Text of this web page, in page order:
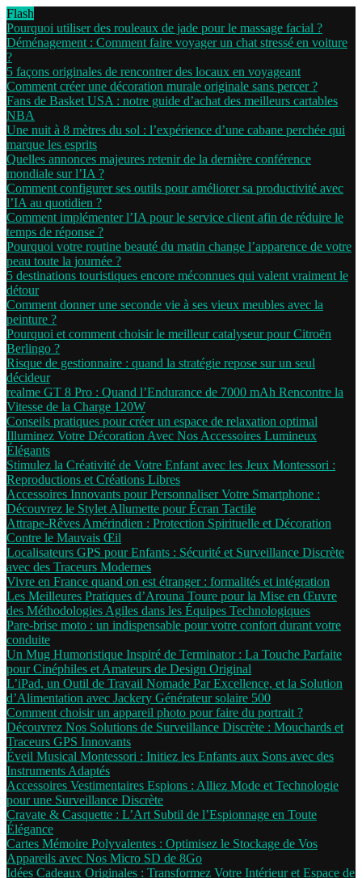
Flash
Pourquoi utiliser des rouleaux de jade pour le massage facial ?
Déménagement : Comment faire voyager un chat stressé en voiture
?
5 façons originales de rencontrer des locaux en voyageant
Comment créer une décoration murale originale sans percer ?
Fans de Basket USA : notre guide d’achat des meilleurs cartables
NBA
Une nuit à 8 mètres du sol : l’expérience d’une cabane perchée qui
marque les esprits
Quelles annonces majeures retenir de la dernière conférence
mondiale sur l’IA ?
Comment configurer ses outils pour améliorer sa productivité avec
l’IA au quotidien ?
Comment implémenter l’IA pour le service client afin de réduire le
temps de réponse ?
Pourquoi votre routine beauté du matin change l’apparence de votre
peau toute la journée ?
5 destinations touristiques encore méconnues qui valent vraiment le
détour
Comment donner une seconde vie à ses vieux meubles avec la
peinture ?
Pourquoi et comment choisir le meilleur catalyseur pour Citroën
Berlingo ?
Risque de gestionnaire : quand la stratégie repose sur un seul
décideur
realme GT 8 Pro : Quand l’Endurance de 7000 mAh Rencontre la
Vitesse de la Charge 120W
Conseils pratiques pour créer un espace de relaxation optimal
Illuminez Votre Décoration Avec Nos Accessoires Lumineux
Élégants
Stimulez la Créativité de Votre Enfant avec les Jeux Montessori :
Reproductions et Créations Libres
Accessoires Innovants pour Personnaliser Votre Smartphone :
Découvrez le Stylet Allumette pour Écran Tactile
Attrape-Rêves Amérindien : Protection Spirituelle et Décoration
Contre le Mauvais Œil
Localisateurs GPS pour Enfants : Sécurité et Surveillance Discrète
avec des Traceurs Modernes
Vivre en France quand on est étranger : formalités et intégration
Les Meilleures Pratiques d’Arouna Toure pour la Mise en Œuvre
des Méthodologies Agiles dans les Équipes Technologiques
Pare-brise moto : un indispensable pour votre confort durant votre
conduite
Un Mug Humoristique Inspiré de Terminator : La Touche Parfaite
pour Cinéphiles et Amateurs de Design Original
L’iPad, un Outil de Travail Nomade Par Excellence, et la Solution
d’Alimentation avec Jackery Générateur solaire 500
Comment choisir un appareil photo pour faire du portrait ?
Découvrez Nos Solutions de Surveillance Discrète : Mouchards et
Traceurs GPS Innovants
Éveil Musical Montessori : Initiez les Enfants aux Sons avec des
Instruments Adaptés
Accessoires Vestimentaires Espions : Alliez Mode et Technologie
pour une Surveillance Discrète
Cravate & Casquette : L’Art Subtil de l’Espionnage en Toute
Élégance
Cartes Mémoire Polyvalentes : Optimisez le Stockage de Vos
Appareils avec Nos Micro SD de 8Go
Idées Cadeaux Originales : Transformez Votre Intérieur et Espace de